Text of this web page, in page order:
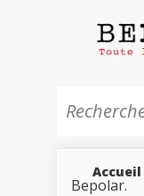
Accueil
Bepolar.